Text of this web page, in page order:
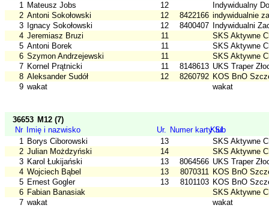
1 Mateusz Jobs 12
Indywidualny
2 Antoni Sokołowski 12 8422166 indywidualnie
3
Ignacy Sokołowski 12 8400407
Indywidualni
4 Jeremiasz Bruzi 11
SKS Aktywne
5 Antoni Borek 11
SKS Aktywne
6 Szymon Andrzejewski 11
SKS Aktywne
7 Kornel Prątnicki 11 8148613 UKS Traper
8 Aleksander Sudół 12 8260792 KOS BnO
9 wakat wakat
36653 M12 (7)
Nr
Imię i nazwisko Ur. Numer karty SI
Klub
1 Borys Ciborowski 13
SKS Aktywne
2 Julian Możdzyński 14
SKS Aktywne
3 Karol Łukijański 13 8064566 UKS Traper
4 Wojciech Bąbel 13 8070311 KOS BnO
5 Ernest Gogler 13 8101103 KOS BnO
6 Fabian Banasiak
SKS Aktywne
7 wakat wakat